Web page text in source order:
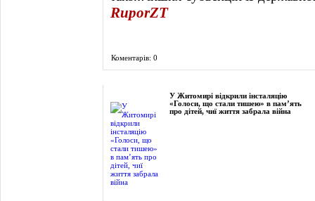
RuporZT
Коментарів: 0
У Житомирі відкрили інсталяцію
«Голоси, що стали тишею» в пам’ять
про дітей, чиї життя забрала війна